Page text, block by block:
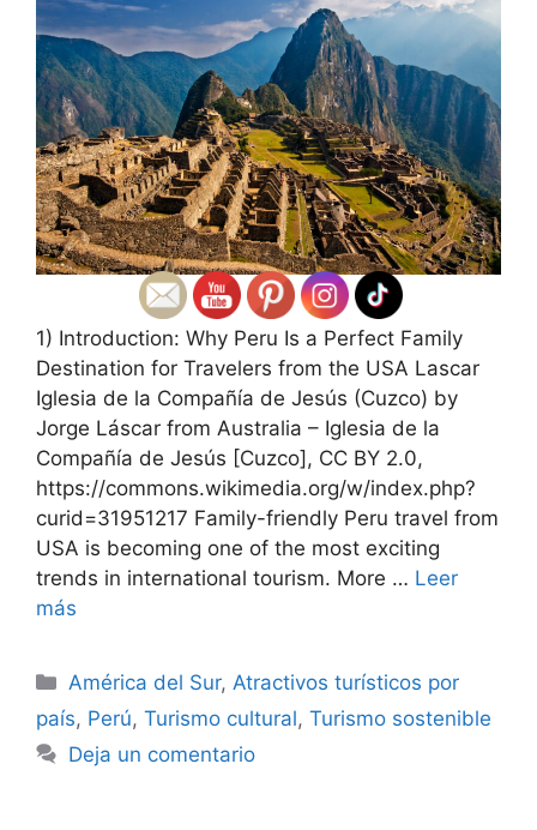
1) Introduction: Why Peru Is a Perfect Family
Destination for Travelers from the USA Lascar
Iglesia de la Compañía de Jesús (Cuzco) by
Jorge Láscar from Australia – Iglesia de la
Compañía de Jesús [Cuzco], CC BY 2.0,
https://commons.wikimedia.org/w/index.php?
curid=31951217 Family-friendly Peru travel from
USA is becoming one of the most exciting
trends in international tourism. More … Leer
más
Categorías
América del Sur,Atractivos turísticos por
país, Perú, Turismo cultural, Turismo sostenible
Deja un comentario